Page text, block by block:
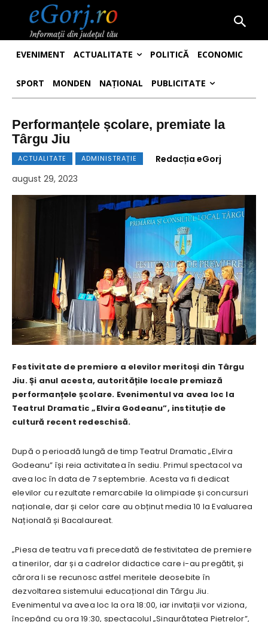
EVENIMENT ACTUALITATE POLITICĂ ECONOMIC
SPORT MONDEN NAȚIONAL PUBLICITATE
Performanțele școlare, premiate la
Târgu Jiu
ACTUALITATE ADMINISTRAȚIE
Redacția eGorj
august 29, 2023
Festivitate de premiere a elevilor meritoși din Târgu
Jiu. Și anul acesta, autoritățile locale premiază
performanțele școlare. Evenimentul va avea loc la
Teatrul Dramatic „Elvira Godeanu”, instituție de
cultură recent redeschisă.
După o perioadă lungă de timp Teatrul Dramatic „Elvira
Godeanu” își reia activitatea în sediu. Primul spectacol va
avea loc în data de 7 septembrie. Acesta va fi dedicat
elevilor cu rezultate remarcabile la olimpiade și concursuri
naționale, dar și celor care au obținut media 10 la Evaluarea
Națională și Bacalaureat.
„Piesa de teatru va fi precedată de festivitatea de premiere
a tinerilor, dar și a cadrelor didactice care i-au pregătit, și
cărora li se recunosc astfel meritele deosebite în
dezvoltarea sistemului educațional din Târgu Jiu.
Evenimentul va avea loc la ora 18:00, iar invitații vor viziona,
începând cu ora 19:30, spectacolul „Singurătatea Pietrelor”,